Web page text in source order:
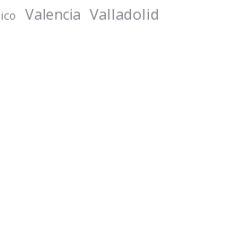
Valencia Valladolid